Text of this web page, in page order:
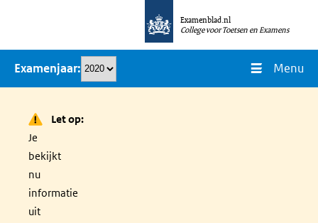
naar
inhoud
Examenblad.nl
College voor Toetsen en Examens
Examenjaar Menu
Let op:
Je
bekijkt
nu
informatie
uit